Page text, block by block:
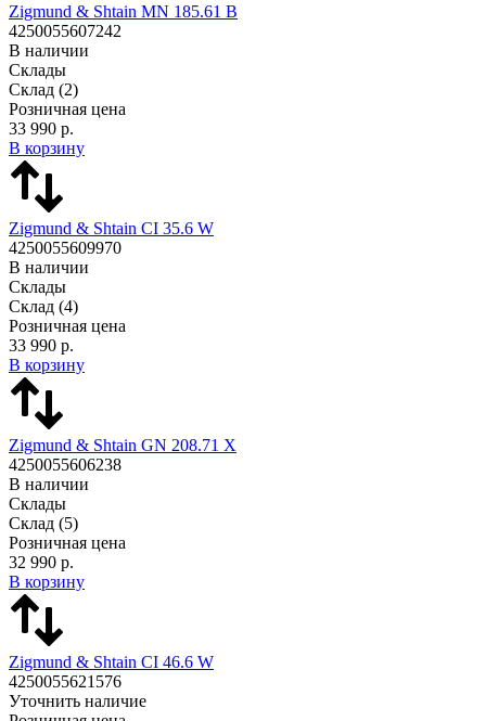
Zigmund & Shtain MN 185.61 B
4250055607242
В наличии
Склады
Склад (2)
Розничная цена
33 990 р.
В корзину
Zigmund & Shtain CI 35.6 W
4250055609970
В наличии
Склады
Склад (4)
Розничная цена
33 990 р.
В корзину
Zigmund & Shtain GN 208.71 X
4250055606238
В наличии
Склады
Склад (5)
Розничная цена
32 990 р.
В корзину
Zigmund & Shtain CI 46.6 W
4250055621576
Уточнить наличие